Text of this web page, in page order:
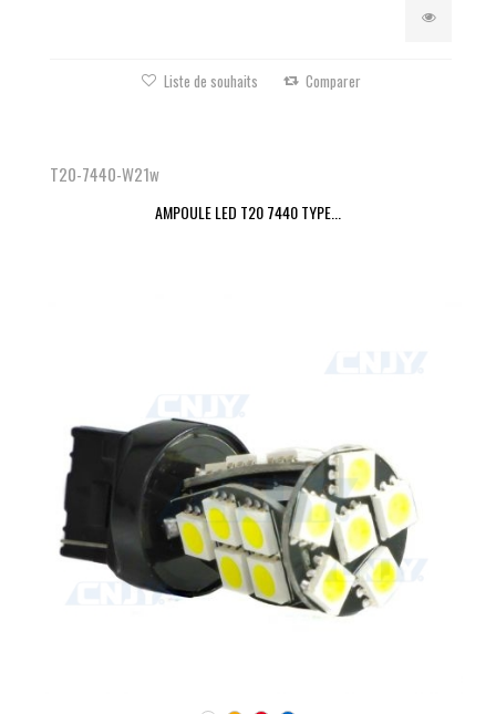
Liste de souhaits Comparer
T20-7440-W21w
AMPOULE LED T20 7440 TYPE...